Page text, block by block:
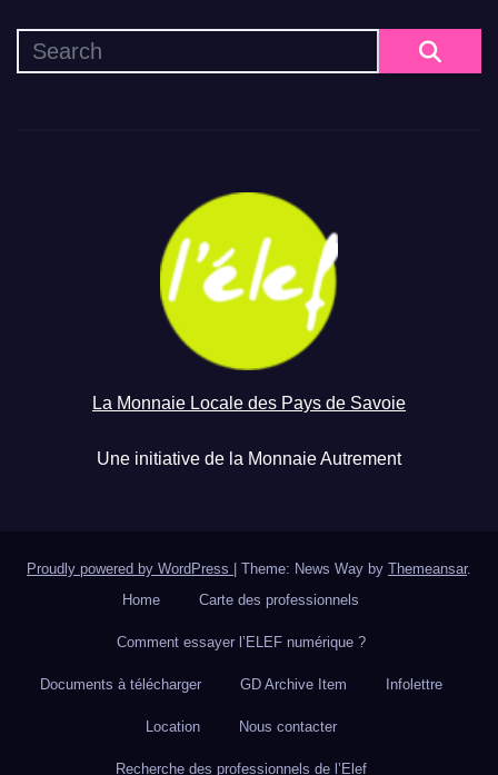
La Monnaie Locale des Pays de Savoie
Une initiative de la Monnaie Autrement
Proudly powered by WordPress | Theme: News Way by Themeansar.
Home
Carte des professionnels
Comment essayer l’ELEF numérique ?
Documents à télécharger GD Archive Item Infolettre
Location Nous contacter
Recherche des professionnels de l’Elef